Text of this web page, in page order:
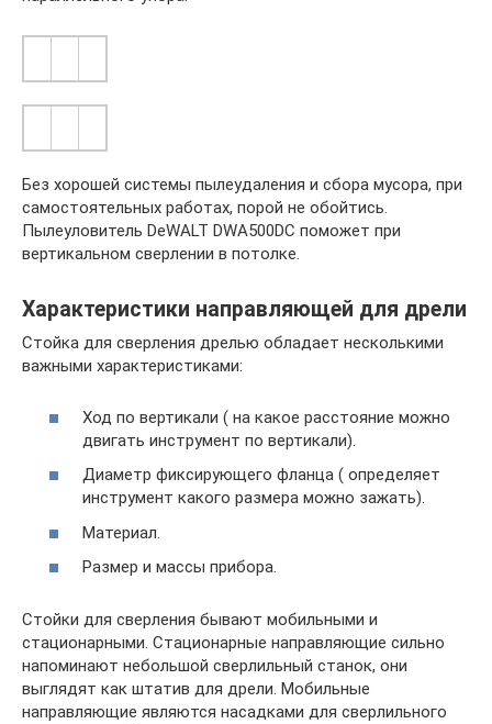
Без хорошей системы пылеудаления и сбора мусора, при
самостоятельных работах, порой не обойтись.
Пылеуловитель DeWALT DWA500DC поможет при
вертикальном сверлении в потолке.
Характеристики направляющей для дрели
Стойка для сверления дрелью обладает несколькими
важными характеристиками:
Ход по вертикали ( на какое расстояние можно
двигать инструмент по вертикали).
Диаметр фиксирующего фланца ( определяет
инструмент какого размера можно зажать).
Материал.
Размер и массы прибора.
Стойки для сверления бывают мобильными и
стационарными. Стационарные направляющие сильно
напоминают небольшой сверлильный станок, они
выглядят как штатив для дрели. Мобильные
направляющие являются насадками для сверлильного